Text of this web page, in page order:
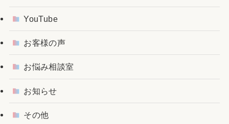
YouTube
お客様の声
お悩み相談室
お知らせ
その他